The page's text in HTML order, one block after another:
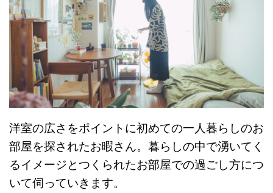
洋室の広さをポイントに初めての一人暮らしのお
部屋を探されたお暇さん。暮らしの中で湧いてく
るイメージとつくられたお部屋での過ごし方につ
いて伺っていきます。